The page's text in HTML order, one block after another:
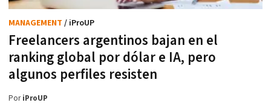
Freelancers argentinos bajan en el
ranking global por dólar e IA, pero
algunos perfiles resisten
MANAGEMENT / iProUP
PoriProUP